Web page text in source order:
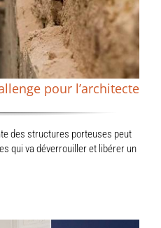
pour l’architecte
des structures porteuses peut
qui va déverrouiller et libérer un